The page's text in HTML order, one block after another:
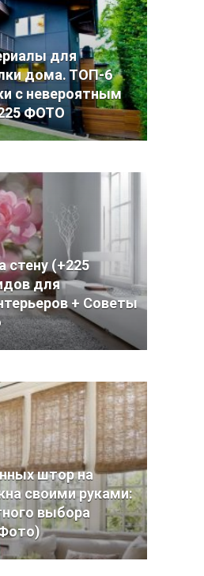
для
дома. ТОП-6
с невероятным
ФОТО
стену (+225
для
+ Советы
штор на
своими руками:
выбора